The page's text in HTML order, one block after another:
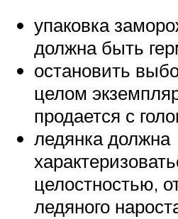
упаковка
должна быть
остановить
целом
продается с
ледянка должна
целостностью,
ледяного